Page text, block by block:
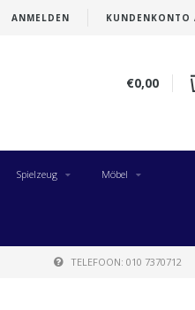
ANMELDEN KUNDENKONTO
€0,00
Spielzeug Möbel
TELEFOON: 010 7370712